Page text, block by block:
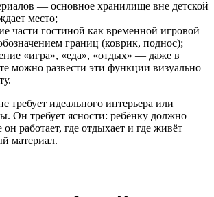
— основное хранилище вне детской
место;
части гостиной как временной игровой
границ (коврик, поднос);
«игра», «еда», «отдых» — даже в
можно развести эти функции визуально
требует идеального интерьера или
Он требует ясности: ребёнку должно
работает, где отдыхает и где живёт
материал.